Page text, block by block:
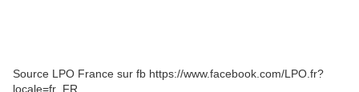
Source LPO France sur fb https://www.facebook.com/LPO.fr?
locale=fr_FR